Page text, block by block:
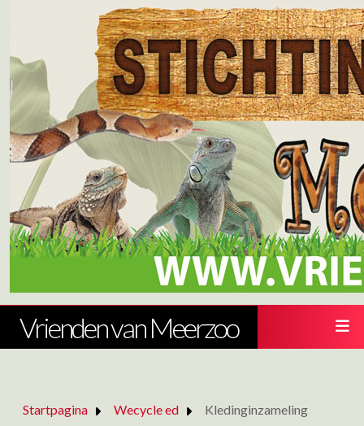
Vrienden van Meerzoo
Startpagina Wecycle ed Kledinginzameling